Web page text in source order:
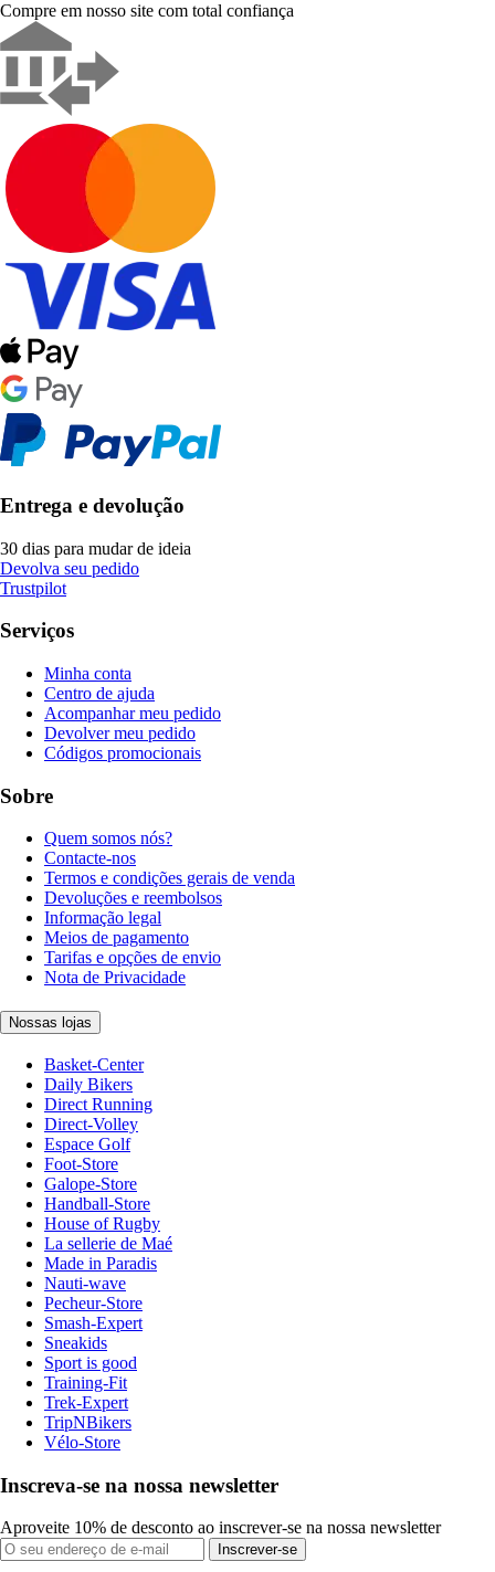
Compre em nosso site com total confiança
Entrega e devolução
30 dias para mudar de ideia
Devolva seu pedido
Trustpilot
Serviços
Minha conta
Centro de ajuda
Acompanhar meu pedido
Devolver meu pedido
Códigos promocionais
Sobre
Quem somos nós?
Contacte-nos
Termos e condições gerais de venda
Devoluções e reembolsos
Informação legal
Meios de pagamento
Tarifas e opções de envio
Nota de Privacidade
Nossas lojas
Basket-Center
Daily Bikers
Direct Running
Direct-Volley
Espace Golf
Foot-Store
Galope-Store
Handball-Store
House of Rugby
La sellerie de Maé
Made in Paradis
Nauti-wave
Pecheur-Store
Smash-Expert
Sneakids
Sport is good
Training-Fit
Trek-Expert
TripNBikers
Vélo-Store
Inscreva-se na nossa newsletter
Aproveite 10% de desconto ao inscrever-se na nossa newsletter
Inscrever-se